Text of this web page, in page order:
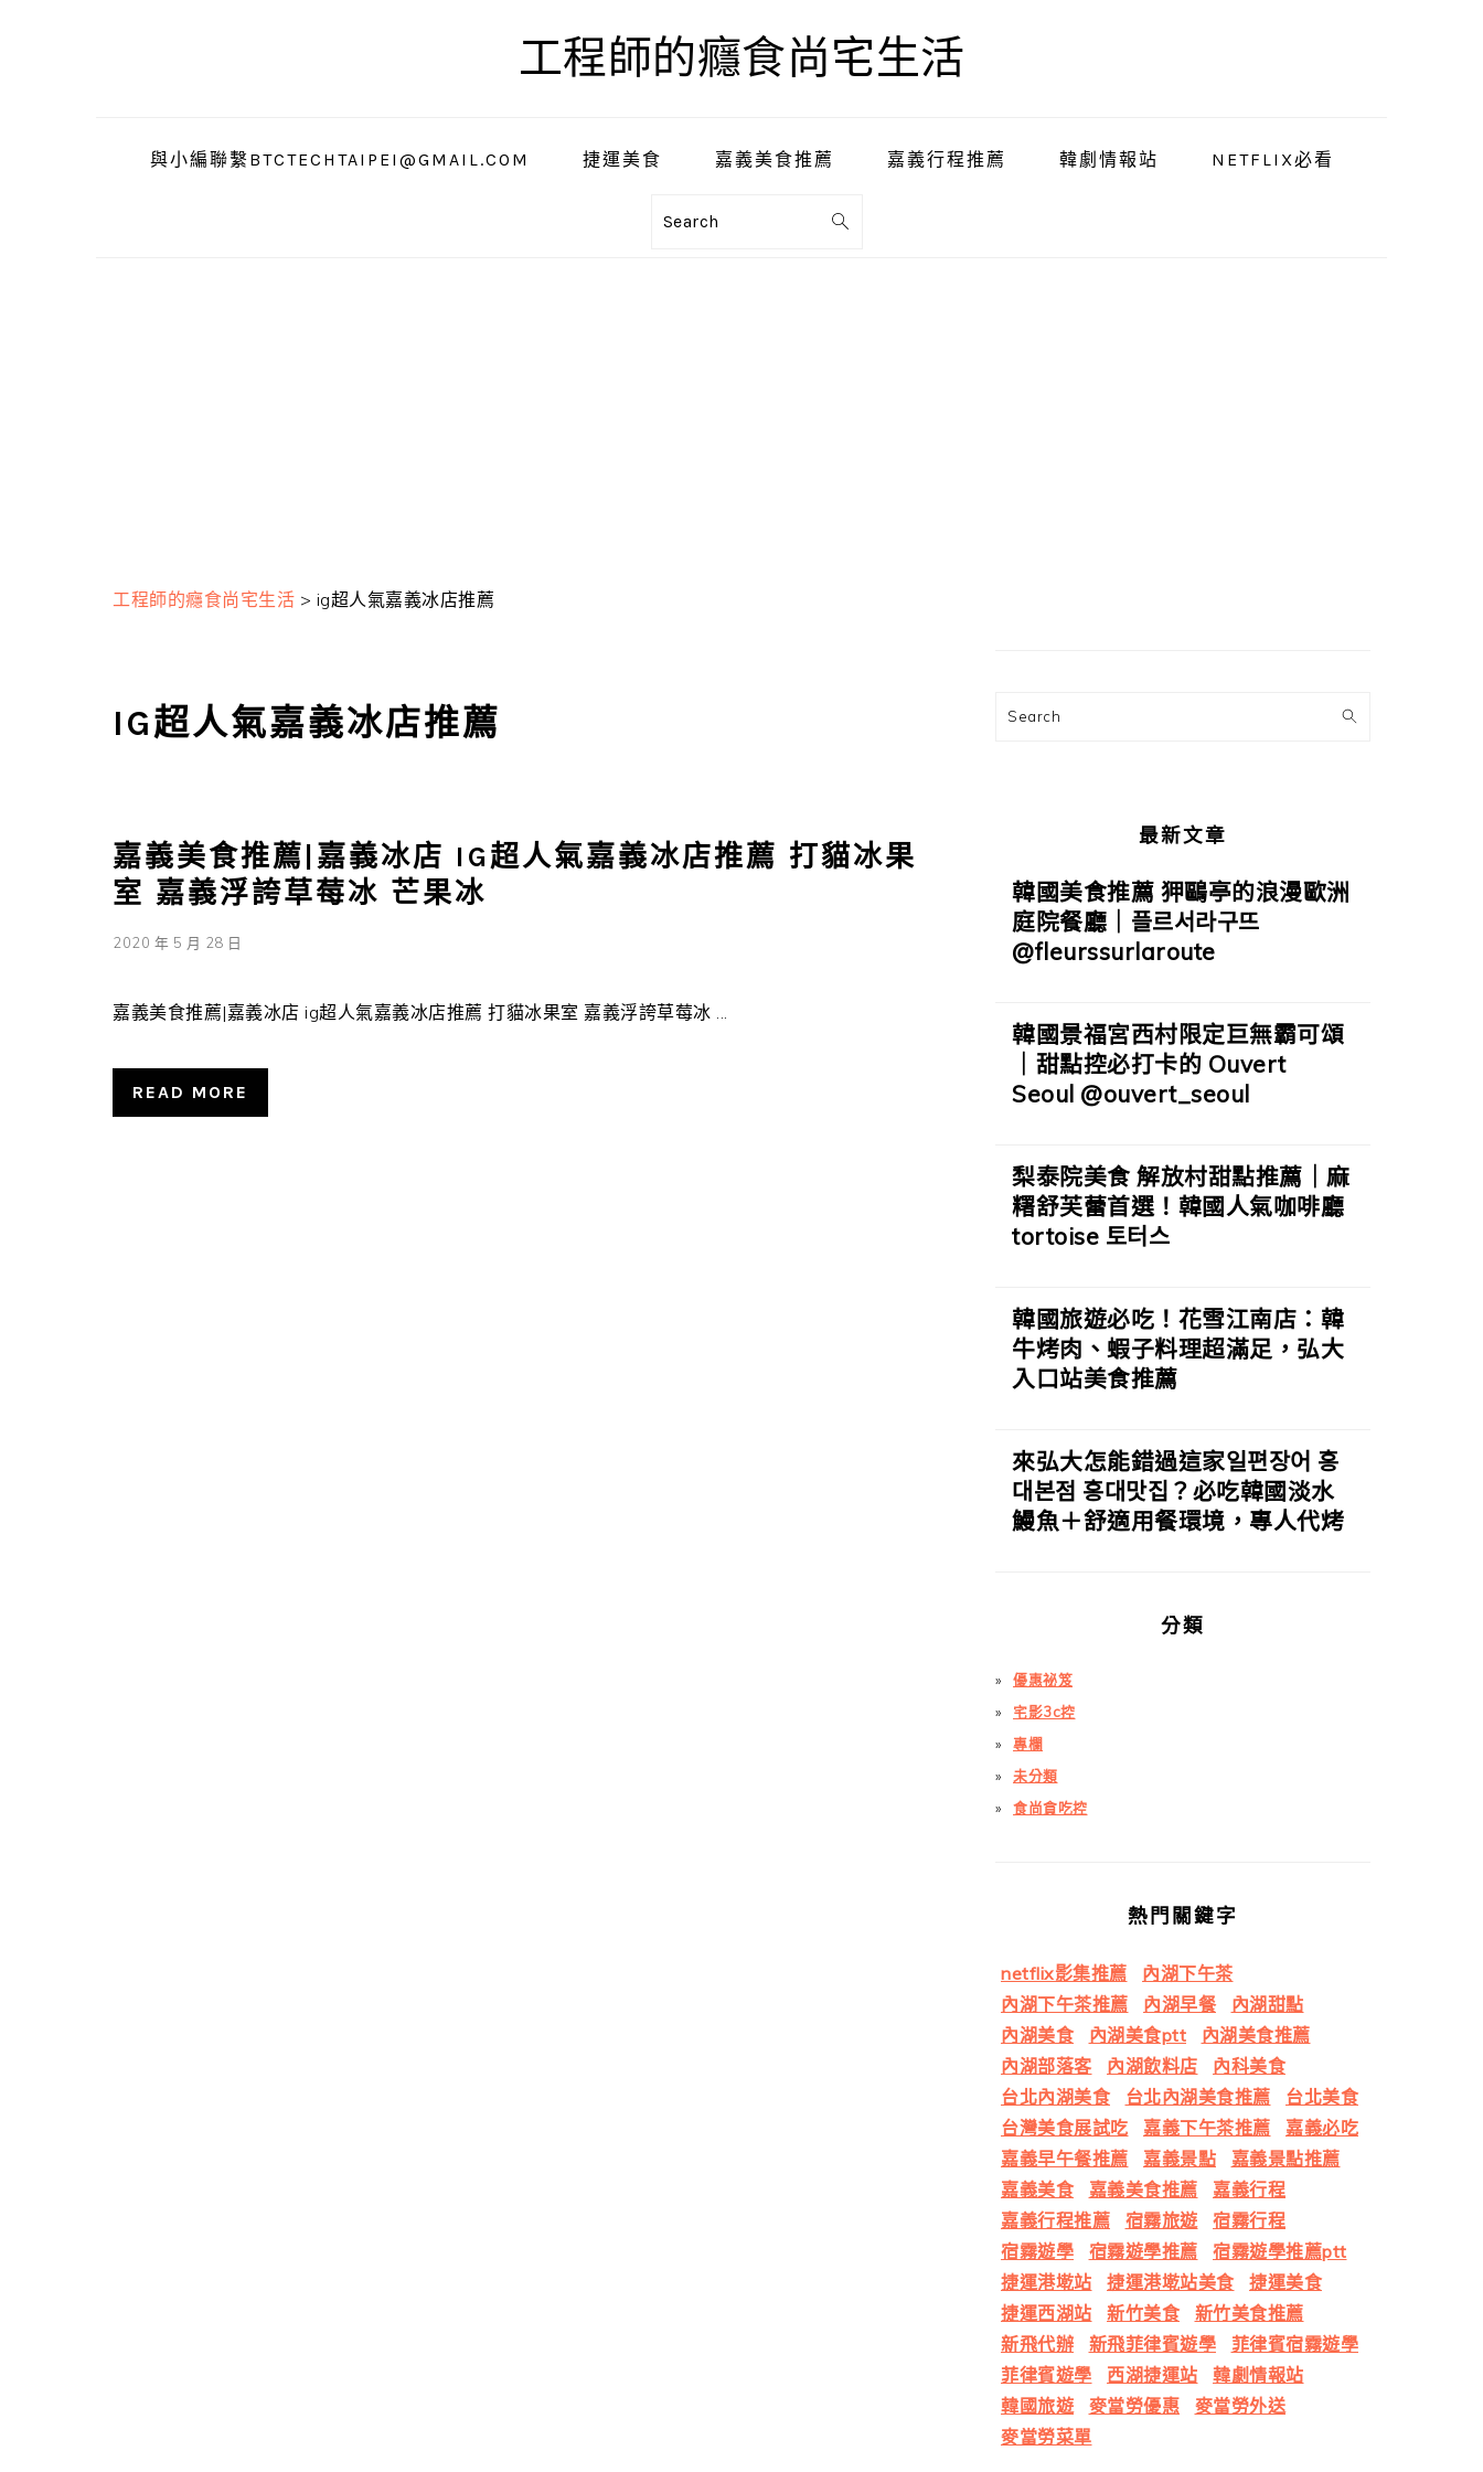
工程師的癮食尚宅生活
與小編聯繫BTCTECHTAIPEI@GMAIL.COM 捷運美食 嘉義美食推薦 嘉義行程推薦 韓劇情報站 NETFLIX必看
Search
工程師的癮食尚宅生活 > ig超人氣嘉義冰店推薦
IG超人氣嘉義冰店推薦
嘉義美食推薦|嘉義冰店 IG超人氣嘉義冰店推薦 打貓冰果
室 嘉義浮誇草莓冰 芒果冰
2020 年 5 月 28 日
嘉義美食推薦|嘉義冰店 ig超人氣嘉義冰店推薦 打貓冰果室 嘉義浮誇草莓冰 ...
READ MORE
欄
Search
最新文章
韓國美食推薦 狎鷗亭的浪漫歐洲
庭院餐廳｜플르서라구뜨
@fleurssurlaroute
韓國景福宮西村限定巨無霸可頌
｜甜點控必打卡的 Ouvert
Seoul @ouvert_seoul
梨泰院美食 解放村甜點推薦｜麻
糬舒芙蕾首選！韓國人氣咖啡廳
tortoise 토터스
韓國旅遊必吃！花雪江南店：韓
牛烤肉、蝦子料理超滿足，弘大
入口站美食推薦
來弘大怎能錯過這家일편장어 홍
대본점 홍대맛집？必吃韓國淡水
鰻魚＋舒適用餐環境，專人代烤
分類
優惠祕笈
宅影3c控
專欄
未分類
食尚貪吃控
熱門關鍵字
netflix影集推薦
內湖下午茶
內湖下午茶推薦
內湖早餐
內湖甜點
內湖美食
內湖美食ptt
內湖美食推薦
內湖部落客
內湖飲料店
內科美食
台北內湖美食
台北內湖美食推薦
台北美食
台灣美食展試吃
嘉義下午茶推薦
嘉義必吃
嘉義早午餐推薦
嘉義景點
嘉義景點推薦
嘉義美食
嘉義美食推薦
嘉義行程
嘉義行程推薦
宿霧旅遊
宿霧行程
宿霧遊學
宿霧遊學推薦
宿霧遊學推薦ptt
捷運港墘站
捷運港墘站美食
捷運美食
捷運西湖站
新竹美食
新竹美食推薦
新飛代辦
新飛菲律賓遊學
菲律賓宿霧遊學
菲律賓遊學
西湖捷運站
韓劇情報站
韓國旅遊
麥當勞優惠
麥當勞外送
麥當勞菜單